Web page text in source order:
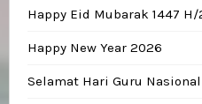
Happy Eid Mubarak 1447
Happy New Year 2026
Selamat Hari Guru Nasional